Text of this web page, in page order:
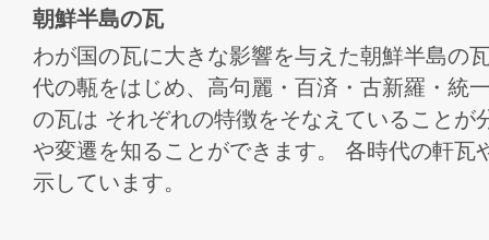
朝鮮半島の瓦
わが国の瓦に大きな影響を与えた朝鮮半島の
代の甎をはじめ、高句麗・百済・古新羅・統
の瓦は それぞれの特徴をそなえていることが
や変遷を知ることができます。 各時代の軒瓦
示しています。